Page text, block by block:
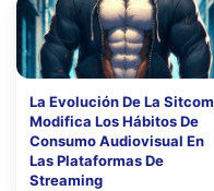
La Evolución De La Sitcom
Modifica Los Hábitos De
Consumo Audiovisual En
Las Plataformas De
Streaming